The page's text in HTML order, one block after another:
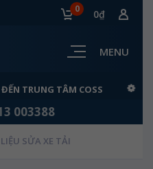
0 0₫
MENU
TRUNG TÂM COSS
003388
SỬA XE TẢI